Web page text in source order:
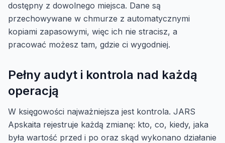
dostępny z dowolnego miejsca. Dane są
przechowywane w chmurze z automatycznymi
kopiami zapasowymi, więc ich nie stracisz, a
pracować możesz tam, gdzie ci wygodniej.
Pełny audyt i kontrola nad każdą
operacją
W księgowości najważniejsza jest kontrola. JARS
Apskaita rejestruje każdą zmianę: kto, co, kiedy, jaka
była wartość przed i po oraz skąd wykonano działanie